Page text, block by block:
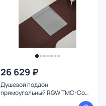
26 629 ₽
Душевой поддон
прямоугольный RGW TMC-Co